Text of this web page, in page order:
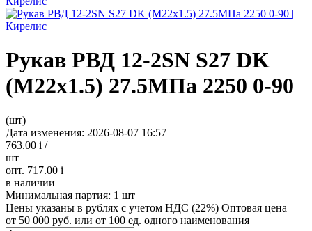
Рукав РВД 12-2SN S27 DK
(М22х1.5) 27.5МПа 2250 0-90
(шт)
Дата изменения: 2026-08-07 16:57
763.00 i /
шт
опт. 717.00 i
в наличии
Минимальная партия: 1 шт
Цены указаны в рублях с учетом НДС (22%) Оптовая цена —
от 50 000 руб. или от 100 ед. одного наименования